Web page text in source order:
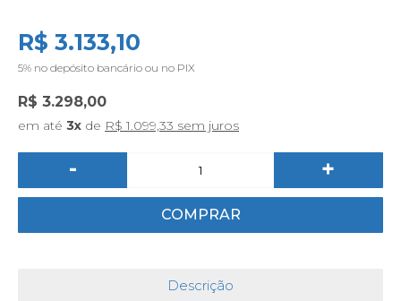
R$ 3.133,10
5% no depósito bancário ou no PIX
R$ 3.298,00
em até 3x de R$ 1.099,33 sem juros
- +
COMPRAR
Descrição